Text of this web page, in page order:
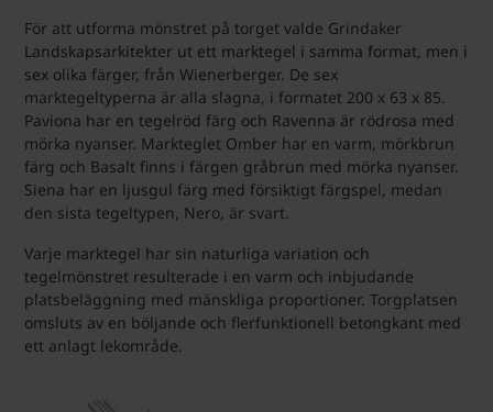
För att utforma mönstret på torget valde Grindaker
Landskapsarkitekter ut ett marktegel i samma format, men i
sex olika färger, från Wienerberger. De sex
marktegeltyperna är alla slagna, i formatet 200 x 63 x 85.
Paviona har en tegelröd färg och Ravenna är rödrosa med
mörka nyanser. Markteglet Omber har en varm, mörkbrun
färg och Basalt finns i färgen gråbrun med mörka nyanser.
Siena har en ljusgul färg med försiktigt färgspel, medan
den sista tegeltypen, Nero, är svart.
Varje marktegel har sin naturliga variation och
tegelmönstret resulterade i en varm och inbjudande
platsbeläggning med mänskliga proportioner. Torgplatsen
omsluts av en böljande och flerfunktionell betongkant med
ett anlagt lekområde.